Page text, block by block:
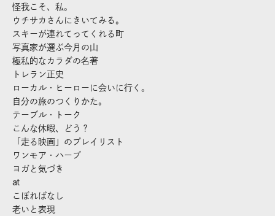
怪我こそ、私。
ウチサカさんにきいてみる。
スキーが連れてってくれる町
写真家が選ぶ今月の山
極私的なカラダの名著
トレラン正史
ローカル・ヒーローに会いに行く。
自分の旅のつくりかた。
テーブル・トーク
こんな休暇、どう？
「走る映画」のプレイリスト
ワンモア・ハーブ
ヨガと気づき
at
こぼればなし
老いと表現